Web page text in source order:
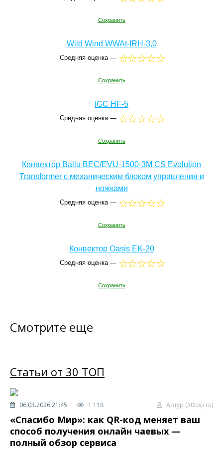
Сохранить
Wild Wind WWAt-IRH-3,0
Средняя оценка —
Сохранить
IGC HF-5
Средняя оценка —
Сохранить
Конвектор Ballu BEC/EVU-1500-3M CS Evolution
Transformer с механическим блоком управления и
ножками
Средняя оценка —
Сохранить
Конвектор Oasis EK-20
Средняя оценка —
Сохранить
Смотрите еще
Статьи от 30 ТОП
06.03.2026 21:45 1 118 Артур (30top.ru)
«Спасибо Мир»: как QR-код меняет ваш
способ получения онлайн чаевых —
полный обзор сервиса